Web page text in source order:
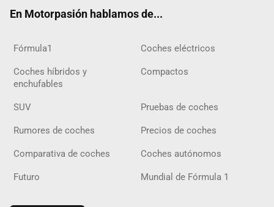
En Motorpasión hablamos de...
Fórmula1 Coches eléctricos
Coches híbridos y
enchufables
Compactos
SUV Pruebas de coches
Rumores de coches Precios de coches
Comparativa de coches Coches autónomos
Futuro Mundial de Fórmula 1